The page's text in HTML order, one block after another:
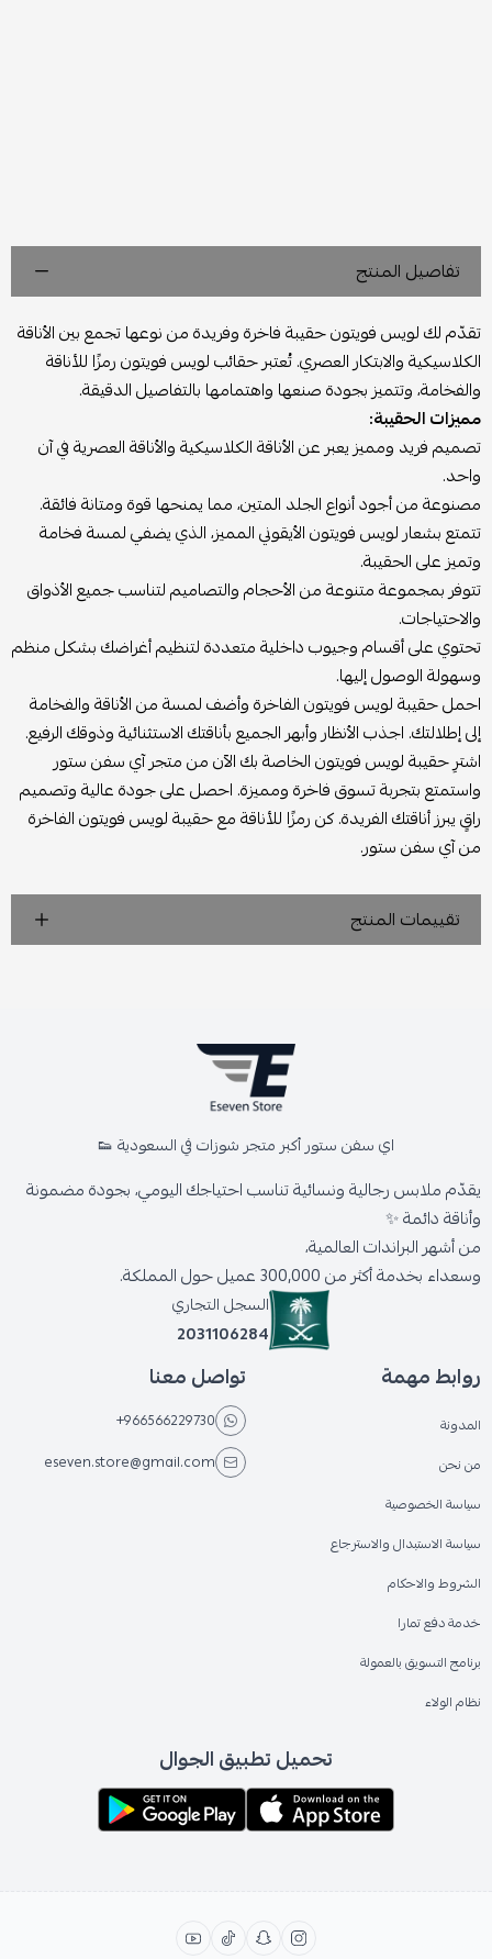
تفاصيل المنتج
تقدّم لك لويس فويتون حقيبة فاخرة وفريدة من نوعها تجمع بين الأناقة
الكلاسيكية والابتكار العصري. تُعتبر حقائب لويس فويتون رمزًا للأناقة
والفخامة، وتتميز بجودة صنعها واهتمامها بالتفاصيل الدقيقة.
مميزات الحقيبة:
تصميم فريد ومميز يعبر عن الأناقة الكلاسيكية والأناقة العصرية في آن
واحد.
مصنوعة من أجود أنواع الجلد المتين، مما يمنحها قوة ومتانة فائقة.
تتمتع بشعار لويس فويتون الأيقوني المميز، الذي يضفي لمسة فخامة
وتميز على الحقيبة.
تتوفر بمجموعة متنوعة من الأحجام والتصاميم لتناسب جميع الأذواق
والاحتياجات.
تحتوي على أقسام وجيوب داخلية متعددة لتنظيم أغراضك بشكل منظم
وسهولة الوصول إليها.
احمل حقيبة لويس فويتون الفاخرة وأضف لمسة من الأناقة والفخامة
إلى إطلالتك. اجذب الأنظار وأبهر الجميع بأناقتك الاستثنائية وذوقك الرفيع.
اشترِ حقيبة لويس فويتون الخاصة بك الآن من متجر آي سفن ستور
واستمتع بتجربة تسوق فاخرة ومميزة. احصل على جودة عالية وتصميم
راقٍ يبرز أناقتك الفريدة. كن رمزًا للأناقة مع حقيبة لويس فويتون الفاخرة
من آي سفن ستور.
تقييمات المنتج
اي سفن ستور أكبر متجر شوزات في السعودية 👟
يقدّم ملابس رجالية ونسائية تناسب احتياجك اليومي، بجودة مضمونة
وأناقة دائمة ✨
من أشهر البراندات العالمية،
وسعداء بخدمة أكثر من 300,000 عميل حول المملكة.
السجل التجاري
2031106284
روابط مهمة
المدونة
من نحن
سياسة الخصوصية
سياسة الاستبدال والاسترجاع
الشروط والاحكام
خدمة دفع تمارا
برنامج التسويق بالعمولة
نظام الولاء
تواصل معنا
+966566229730
eseven.store@gmail.com
تحميل تطبيق الجوال